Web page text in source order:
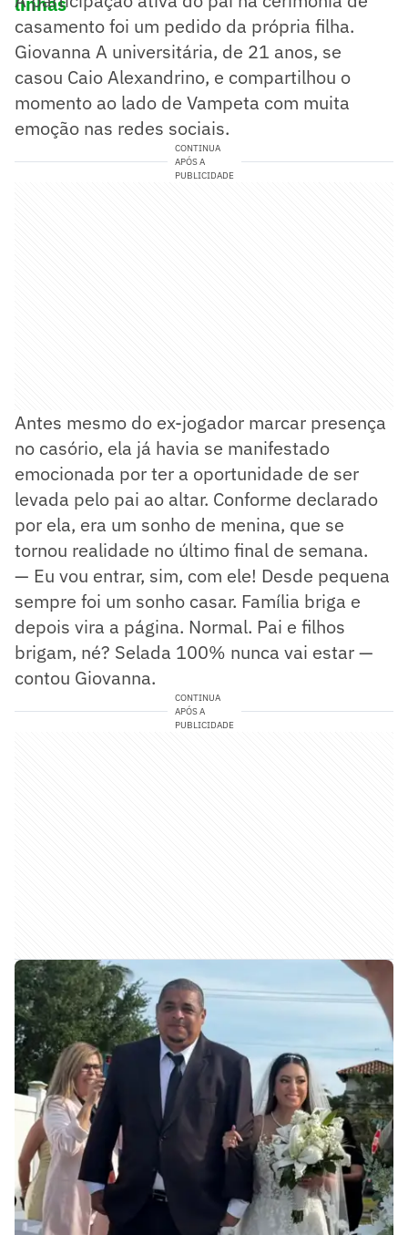
casamento foi um pedido da própria filha.
Giovanna A universitária, de 21 anos, se
casou Caio Alexandrino, e compartilhou o
momento ao lado de Vampeta com muita
emoção nas redes sociais.
CONTINUA
APÓS A
PUBLICIDADE
Antes mesmo do ex-jogador marcar presença
no casório, ela já havia se manifestado
emocionada por ter a oportunidade de ser
levada pelo pai ao altar. Conforme declarado
por ela, era um sonho de menina, que se
tornou realidade no último final de semana.
— Eu vou entrar, sim, com ele! Desde pequena
sempre foi um sonho casar. Família briga e
depois vira a página. Normal. Pai e filhos
brigam, né? Selada 100% nunca vai estar —
contou Giovanna.
CONTINUA
APÓS A
PUBLICIDADE